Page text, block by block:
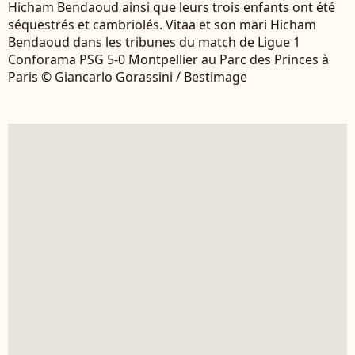
Hicham Bendaoud ainsi que leurs trois enfants ont été
séquestrés et cambriolés. Vitaa et son mari Hicham
Bendaoud dans les tribunes du match de Ligue 1
Conforama PSG 5-0 Montpellier au Parc des Princes à
Paris © Giancarlo Gorassini / Bestimage